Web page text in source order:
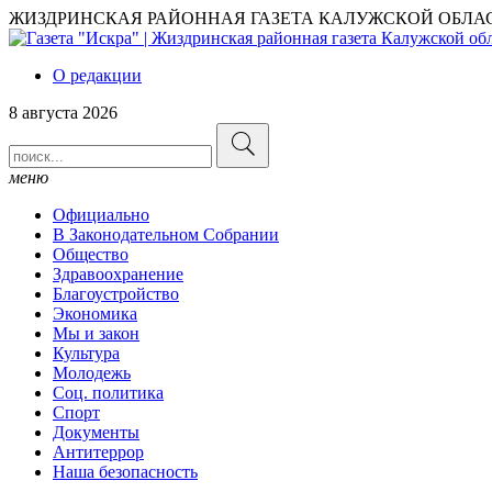
ЖИЗДРИНСКАЯ РАЙОННАЯ ГАЗЕТА КАЛУЖСКОЙ
О редакции
8 августа 2026
меню
Официально
В Законодательном Собрании
Общество
Здравоохранение
Благоустройство
Экономика
Мы и закон
Культура
Молодежь
Соц. политика
Спорт
Документы
Антитеррор
Наша безопасность